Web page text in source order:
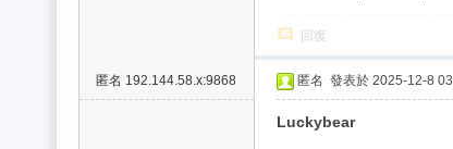
旅
回復
匿名 192.144.58.x:9868 匿名 發表於 2025-12-8
Luckybear